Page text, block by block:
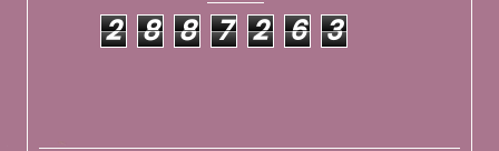
2 8 8 7 2 6 3